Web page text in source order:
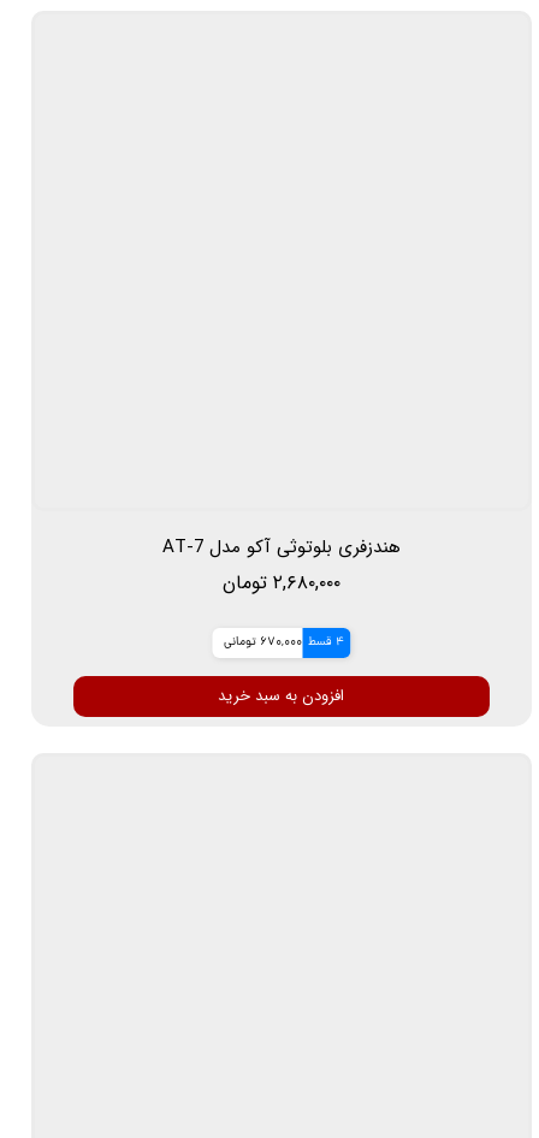
هندزفری بلوتوثی آکو مدل AT-7
۲,۶۸۰,۰۰۰ تومان
4 قسط 670,000 تومانی
افزودن به سبد خرید